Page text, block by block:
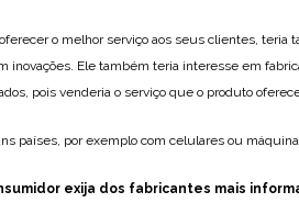
o melhor serviço aos seus clientes, teria
inovações. Ele também teria interesse em
pois venderia o serviço que o produto
países, por exemplo com celulares ou
exija dos fabricantes mais